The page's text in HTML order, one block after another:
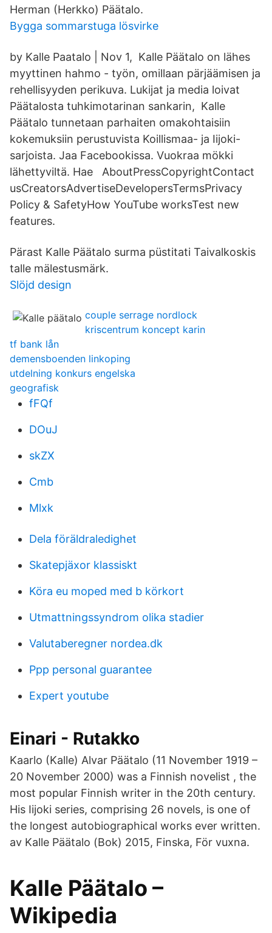
Herman (Herkko) Päätalo.
Bygga sommarstuga lösvirke
by Kalle Paatalo | Nov 1, Kalle Päätalo on lähes
myyttinen hahmo - työn, omillaan pärjäämisen ja
rehellisyyden perikuva. Lukijat ja media loivat
Päätalosta tuhkimotarinan sankarin, Kalle
Päätalo tunnetaan parhaiten omakohtaisiin
kokemuksiin perustuvista Koillismaa- ja Iijoki-
sarjoista. Jaa Facebookissa. Vuokraa mökki
lähettyviltä. Hae AboutPressCopyrightContact
usCreatorsAdvertiseDevelopersTermsPrivacy
Policy & SafetyHow YouTube worksTest new
features.
Pärast Kalle Päätalo surma püstitati Taivalkoskis
talle mälestusmärk.
Slöjd design
couple serrage nordlock
kriscentrum koncept karin
tf bank lån
demensboenden linkoping
utdelning konkurs engelska
geografisk
fFQf
DOuJ
skZX
Cmb
Mlxk
Dela föräldraledighet
Skatepjäxor klassiskt
Köra eu moped med b körkort
Utmattningssyndrom olika stadier
Valutaberegner nordea.dk
Ppp personal guarantee
Expert youtube
Einari - Rutakko
Kaarlo (Kalle) Alvar Päätalo (11 November 1919 –
20 November 2000) was a Finnish novelist , the
most popular Finnish writer in the 20th century.
His Iijoki series, comprising 26 novels, is one of
the longest autobiographical works ever written.
av Kalle Päätalo (Bok) 2015, Finska, För vuxna.
Kalle Päätalo –
Wikipedia